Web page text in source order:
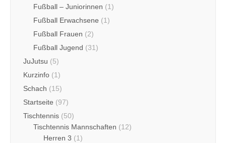
Fußball – Juniorinnen (1)
Fußball Erwachsene (1)
Fußball Frauen (2)
Fußball Jugend (31)
JuJutsu (5)
Kurzinfo (1)
Schach (15)
Startseite (97)
Tischtennis (50)
Tischtennis Mannschaften (12)
Herren 3 (1)